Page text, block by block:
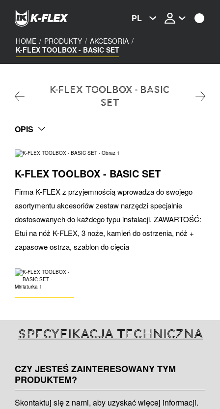
content
PL
HOME / PRODUKTY / AKCESORIA /
K-FLEX TOOLBOX - BASIC SET
K-FLEX TOOLBOX - BASIC
SET
OPIS
K-FLEX TOOLBOX - BASIC SET
Firma K-FLEX z przyjemnością wprowadza do swojego
asortymentu akcesoriów zestaw narzędzi specjalnie
dostosowanych do każdego typu instalacji. ZAWARTOŚĆ:
Etui na nóż K-FLEX, 3 noże, kamień do ostrzenia, nóż +
zapasowe ostrza, szablon do cięcia
Specyfikacja techniczna
CZY JESTEŚ ZAINTERESOWANY TYM
PRODUKTEM?
Skontaktuj się z nami, aby uzyskać więcej informacji.